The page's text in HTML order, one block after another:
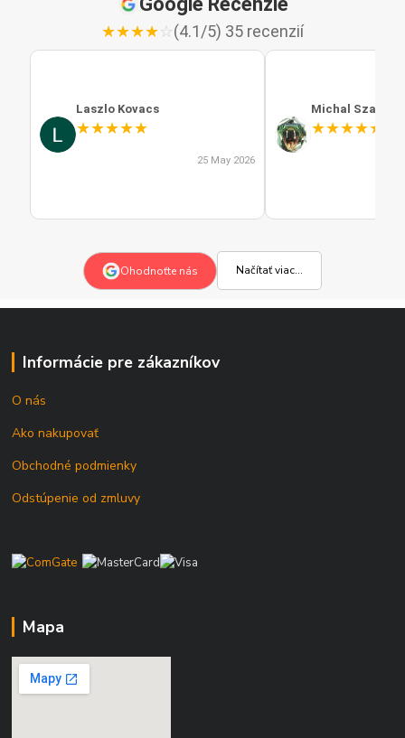
★★★★☆(4.1/5) 35 recenzií
Laszlo Kovacs
★★★★★
25 May 2026
Michal Szabo
★★★★★
Ohodnoťte nás Načítať viac...
Informácie pre zákazníkov
O nás
Ako nakupovať
Obchodné podmienky
Odstúpenie od zmluvy
Mapa